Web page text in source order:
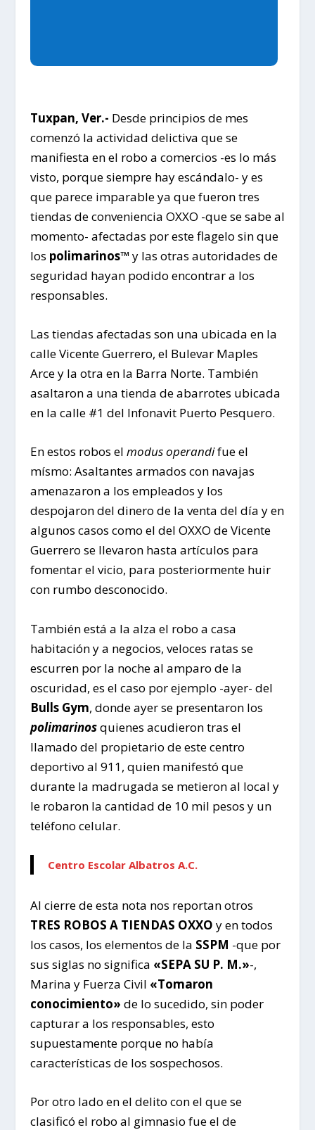
Tuxpan, Ver.- Desde principios de mes
comenzó la actividad delictiva que se
manifiesta en el robo a comercios -es lo más
visto, porque siempre hay escándalo- y es
que parece imparable ya que fueron tres
tiendas de conveniencia OXXO -que se sabe al
momento- afectadas por este flagelo sin que
los polimarinos™ y las otras autoridades de
seguridad hayan podido encontrar a los
responsables.
Las tiendas afectadas son una ubicada en la
calle Vicente Guerrero, el Bulevar Maples
Arce y la otra en la Barra Norte. También
asaltaron a una tienda de abarrotes ubicada
en la calle #1 del Infonavit Puerto Pesquero.
En estos robos el modus operandifue el
mísmo: Asaltantes armados con navajas
amenazaron a los empleados y los
despojaron del dinero de la venta del día y en
algunos casos como el del OXXO de Vicente
Guerrero se llevaron hasta artículos para
fomentar el vicio, para posteriormente huir
con rumbo desconocido.
También está a la alza el robo a casa
habitación y a negocios, veloces ratas se
escurren por la noche al amparo de la
oscuridad, es el caso por ejemplo -ayer- del
Bulls Gym, donde ayer se presentaron los
polimarinosquienes acudieron tras el
llamado del propietario de este centro
deportivo al 911, quien manifestó que
durante la madrugada se metieron al local y
le robaron la cantidad de 10 mil pesos y un
teléfono celular.
Centro Escolar Albatros A.C.
Al cierre de esta nota nos reportan otros
TRES ROBOS A TIENDAS OXXO y en todos
los casos, los elementos de la SSPM -que por
sus siglas no significa «SEPA SU P. M.»-,
Marina y Fuerza Civil «Tomaron
conocimiento» de lo sucedido, sin poder
capturar a los responsables, esto
supuestamente porque no había
características de los sospechosos.
Por otro lado en el delito con el que se
clasificó el robo al gimnasio fue el de